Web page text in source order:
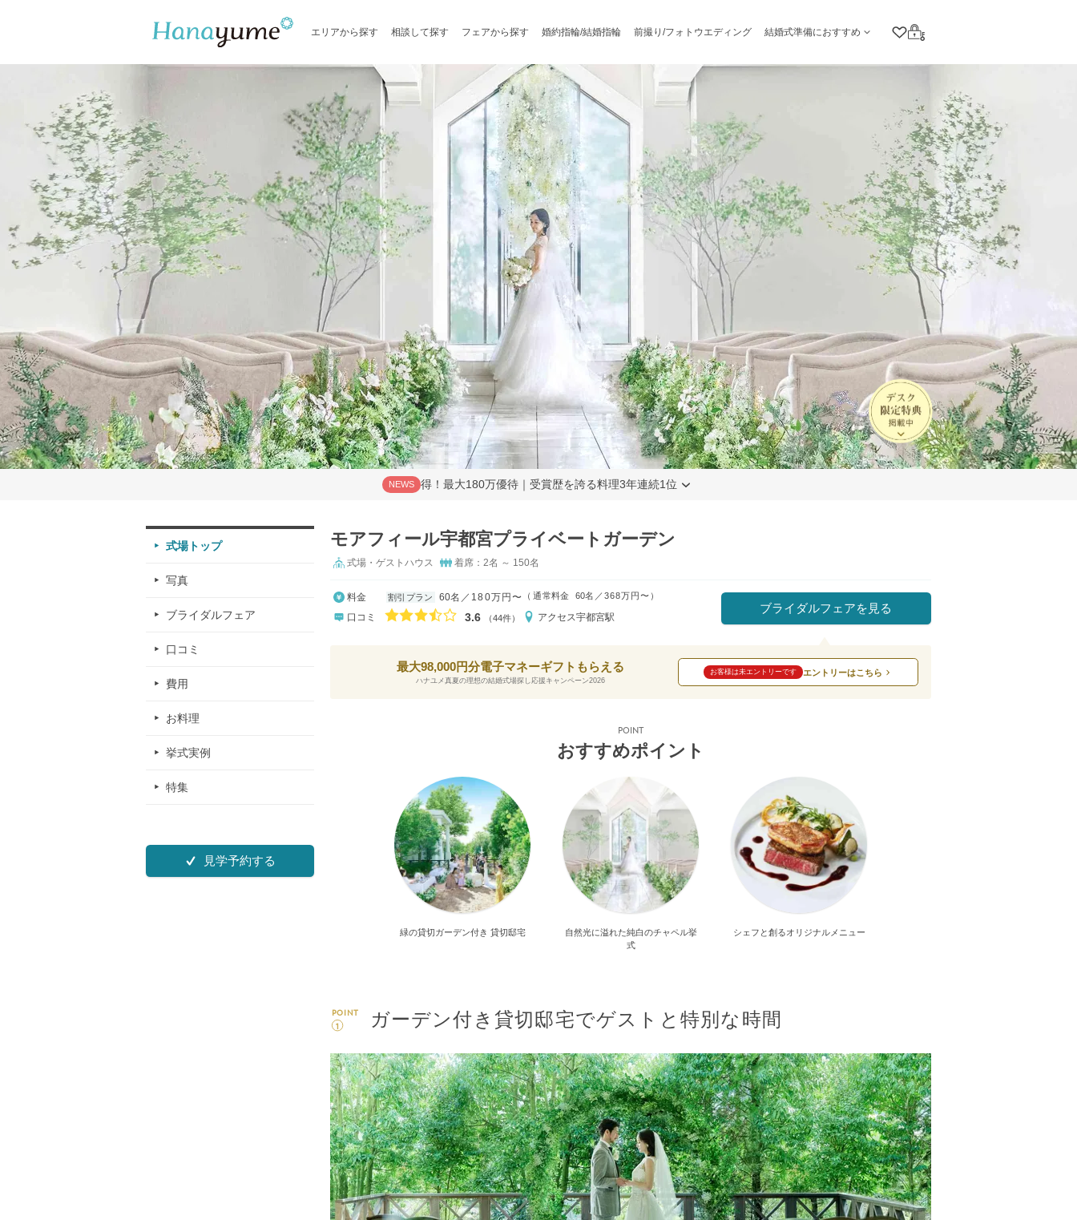
エリアから探す 相談して探す フェアから探す 婚約指輪/結婚指輪 前撮り/フォトウエディング 結婚式準備におすすめ
クリップリスト
ログイン
NEWS 得！最大180万優待｜受賞歴を誇る料理3年連続1位
式場トップ
写真
ブライダルフェア
口コミ
費用
お料理
挙式実例
特集
見学予約する
モアフィール宇都宮プライベートガーデン
式場・ゲストハウス 着席：2名 ～ 150名
料金 割引プラン 60名 180万円〜 （ 通常料金 60名 368万円〜 ）
口コミ 口コミ評価
3.6 （44件） アクセス宇都宮駅
ブライダルフェアを見る
最大98,000円分電子マネーギフトもらえる
ハナユメ真夏の理想の結婚式場探し応援キャンペーン2026
お客様は未エントリーです エントリーはこちら
POINT
おすすめポイント
緑の貸切ガーデン付き 貸切邸宅
自然光に溢れた純白のチャペル挙
式
シェフと創るオリジナルメニュー
POINT
1 ガーデン付き貸切邸宅でゲストと特別な時間